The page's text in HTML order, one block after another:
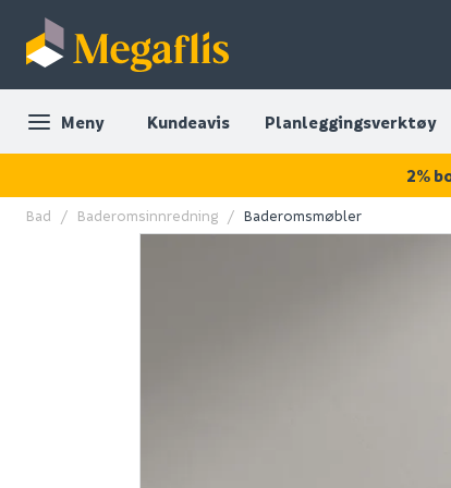
Meny Kundeavis Planleggingsverktøy
Bad Baderomsinnredning Baderomsmøbler
2%